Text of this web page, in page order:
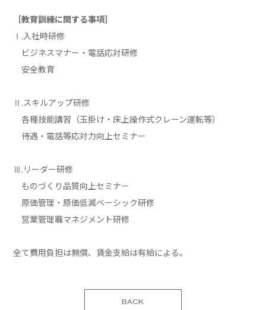
［教育訓練に関する事項］
Ⅰ.入社時研修
ビジネスマナー・電話応対研修
安全教育
Ⅱ.スキルアップ研修
各種技能講習（玉掛け・床上操作式クレーン運転等）
待遇・電話等応対力向上セミナー
Ⅲ.リーダー研修
ものづくり品質向上セミナー
原価管理・原価低減ベーシック研修
営業管理職マネジメント研修
全て費用負担は無償、賃金支給は有給による。
BACK